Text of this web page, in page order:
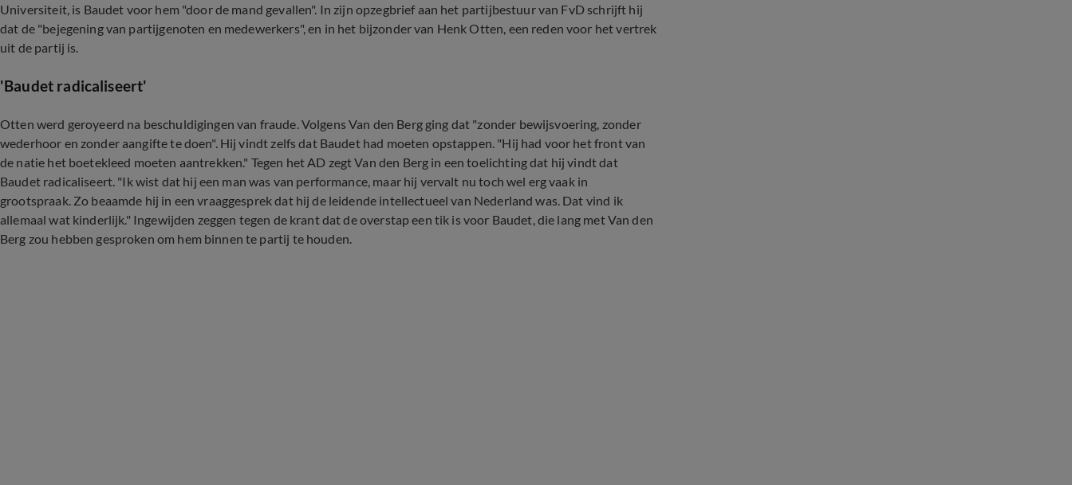
Universiteit, is Baudet voor hem "door de mand gevallen". In zijn opzegbrief aan het partijbestuur van FvD schrijft hij
dat de "bejegening van partijgenoten en medewerkers", en in het bijzonder van Henk Otten, een reden voor het vertrek
uit de partij is.
'Baudet radicaliseert'
Otten werd geroyeerd na beschuldigingen van fraude. Volgens Van den Berg ging dat "zonder bewijsvoering, zonder
wederhoor en zonder aangifte te doen". Hij vindt zelfs dat Baudet had moeten opstappen. "Hij had voor het front van
de natie het boetekleed moeten aantrekken." Tegen het AD zegt Van den Berg in een toelichting dat hij vindt dat
Baudet radicaliseert. "Ik wist dat hij een man was van performance, maar hij vervalt nu toch wel erg vaak in
grootspraak. Zo beaamde hij in een vraaggesprek dat hij de leidende intellectueel van Nederland was. Dat vind ik
allemaal wat kinderlijk." Ingewijden zeggen tegen de krant dat de overstap een tik is voor Baudet, die lang met Van den
Berg zou hebben gesproken om hem binnen te partij te houden.